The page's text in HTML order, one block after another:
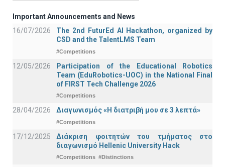
Important Announcements and News
16/07/2026
The 2nd FuturEd AI Hackathon, organized by
CSD and the TalentLMS Team
#Competitions
12/05/2026
Participation of the Educational Robotics
Team (EduRobotics-UOC) in the National Final
of FIRST Tech Challenge 2026
#Competitions
28/04/2026 Διαγωνισμός «Η διατριβή μου σε 3 λεπτά»
#Competitions
17/12/2025
Διάκριση φοιτητών του τμήματος στο
διαγωνισμό Hellenic University Hack
#Competitions #Distinctions